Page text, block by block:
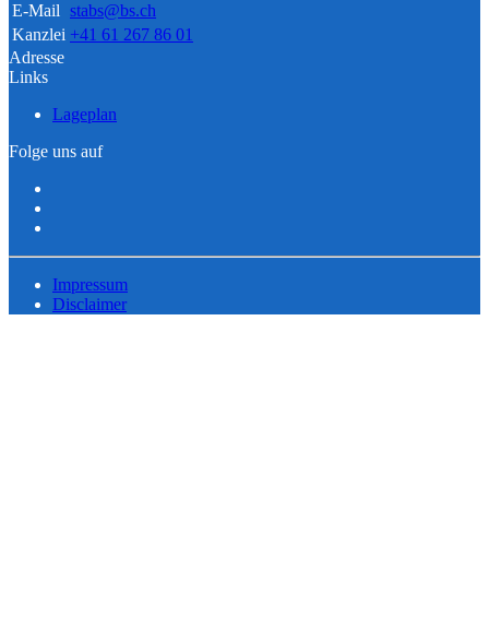
E-Mail stabs@bs.ch
Kanzlei +41 61 267 86 01
Adresse
Links
Lageplan
Folge uns auf
Impressum
Disclaimer